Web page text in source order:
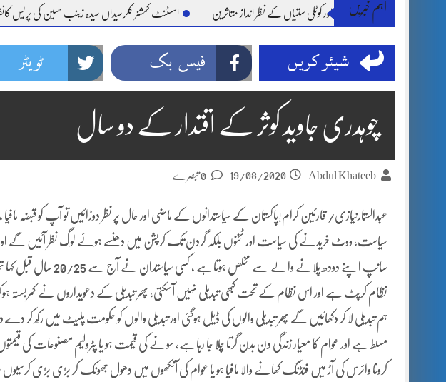
اہم خبریں
لینڈ سلائیڈنگ اور کوٹلی ستیاں کے نظر انداز متاثرین اسسٹنٹ کمشنر کلرسیداں سیدہ زینب حسین کی پریس کانفرنس
شیئر کریں فیس بک ٹویٹر
چوہدری جاوید کوثر کے اقتدار کے دو سال
Abdul Khateeb
19/08/2020
عبدالستارنیازی/ قارئین کرام!پاکستان کے سیاستدانوں کے ماضی اور حال پر نظر دوڑائیں تو آپ کو قبضہ مافیا
سیاست، ووٹ خریدنے کی سیاست اور ٹخنوں بلکہ گردن تک کرپشن میں دھنسے ہوئے لوگ نظر آئیں گے
سانپ اپنے دودھ پلانے والے سے
نظام کرپٹ ہے اور اس نظام کے تحت کبھی تبدیلی نہیں آسکتی، پھر تبدیلی کے دعویداروں نے کمربستہ
ہم تبدیلی لا کر دکھائیں گے پھر تبدیلی والوں کی ڈیل ہوگئی اور تبدیلی والوں کو حکومت پلیٹ میں رکھ کر
مسلط ہے اور عوام کا معیار زندگی دن بدن گرتا چلا جا رہاہے، سونے کی قیمت ہو یا پٹرولیم مصنوعات کی قیمتوں کا
کرونا وائرس کی آڑ میں فنڈنگ کھانے والا مافیا ہو یا عوام کی آنکھوں میں دھول جھونک کر بڑی بڑی کرسیوں